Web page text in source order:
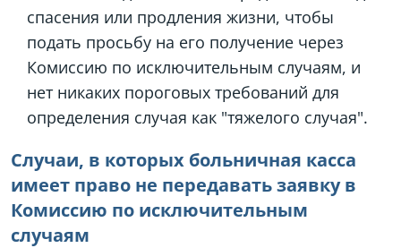
спасения или продления жизни, чтобы
подать просьбу на его получение через
Комиссию по исключительным случаям, и
нет никаких пороговых требований для
определения случая как "тяжелого случая".
Случаи, в которых больничная касса
имеет право не передавать заявку в
Комиссию по исключительным
случаям